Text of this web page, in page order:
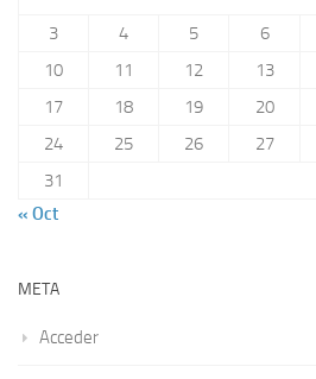
3
4 5 6
10
11 12 13
17
18 19 20
24
25 26 27
31
« Oct
META
Acceder